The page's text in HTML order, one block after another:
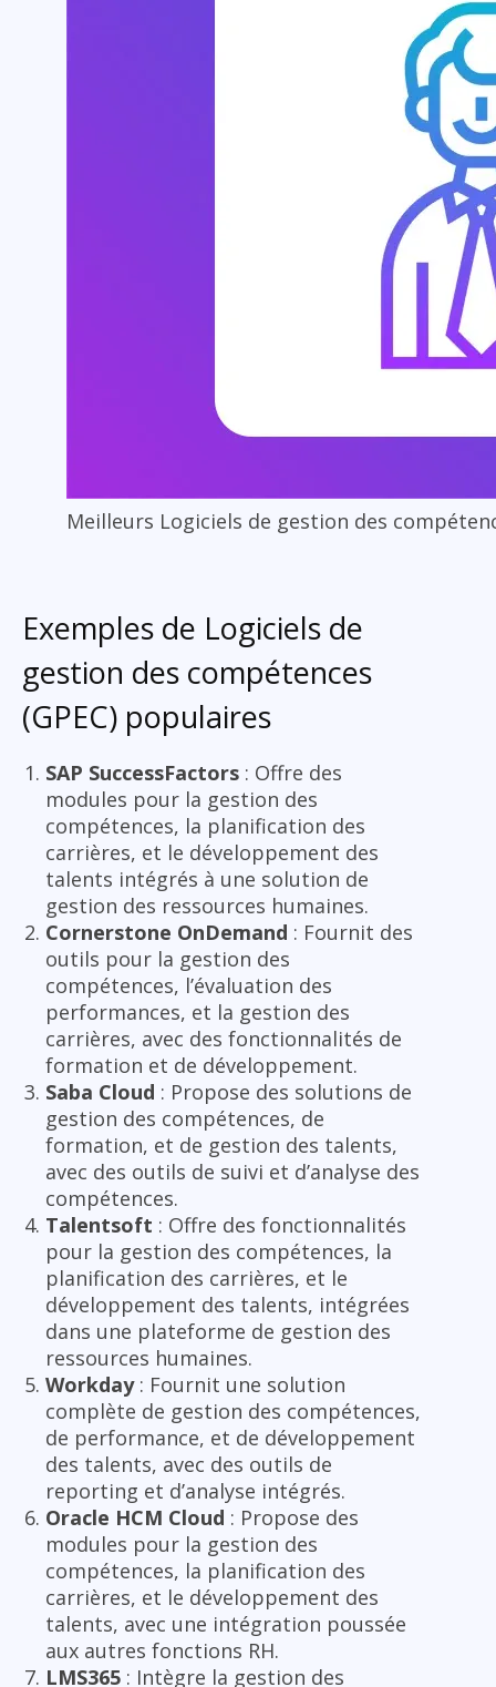
Meilleurs Logiciels de gestion des
Exemples de Logiciels de
gestion des compétences
(GPEC) populaires
SAP SuccessFactors : Offre des
modules pour la gestion des
compétences, la planification des
carrières, et le développement des
talents intégrés à une solution de
gestion des ressources humaines.
Cornerstone OnDemand : Fournit des
outils pour la gestion des
compétences, l’évaluation des
performances, et la gestion des
carrières, avec des fonctionnalités de
formation et de développement.
Saba Cloud : Propose des solutions de
gestion des compétences, de
formation, et de gestion des talents,
avec des outils de suivi et d’analyse des
compétences.
Talentsoft : Offre des fonctionnalités
pour la gestion des compétences, la
planification des carrières, et le
développement des talents, intégrées
dans une plateforme de gestion des
ressources humaines.
Workday: Fournit une solution
complète de gestion des compétences,
de performance, et de développement
des talents, avec des outils de
reporting et d’analyse intégrés.
Oracle HCM Cloud : Propose des
modules pour la gestion des
compétences, la planification des
carrières, et le développement des
talents, avec une intégration poussée
aux autres fonctions RH.
LMS365 : Intègre la gestion des